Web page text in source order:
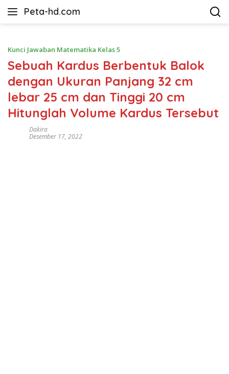
Peta-hd.com
Kumpulan
HD
Kunci Jawaban Matematika Kelas 5
Sebuah Kardus Berbentuk Balok
dengan Ukuran Panjang 32 cm
lebar 25 cm dan Tinggi 20 cm
Hitunglah Volume Kardus Tersebut
Dakira
Desember 17, 2022